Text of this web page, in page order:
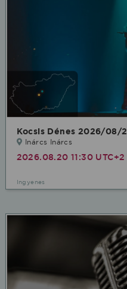
Kocsis Dénes 2026/08/
Inárcs Inárcs
2026.08.20 11:30 UTC+2
Ingyenes